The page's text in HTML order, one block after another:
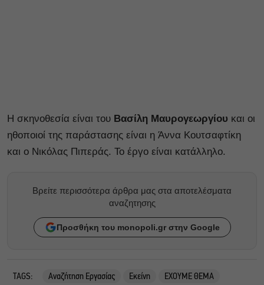
Η σκηνοθεσία είναι του Βασίλη Μαυρογεωργίου και οι
ηθοποιοί της παράστασης είναι η Άννα Κουτσαφτίκη
και ο Νικόλας Πιπεράς. Το έργο είναι κατάλληλο.
Βρείτε περισσότερα άρθρα μας στα αποτελέσματα
αναζητησης
Προσθήκη του monopoli.gr στην Google
TAGS: Αναζήτηση Εργασίας Εκείνη
ΕΧΟΥΜΕ ΘΕΜΑ